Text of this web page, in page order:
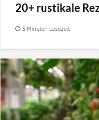
20+ rustikale
5 Minuten Lesezeit